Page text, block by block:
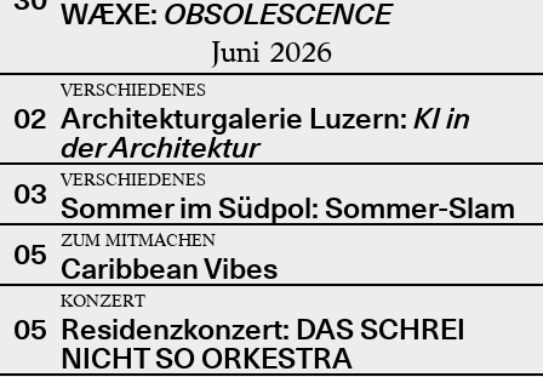
WÆXE: OBSOLESCENCE
Juni 2026
02
VERSCHIEDENES
Architekturgalerie Luzern: KI in
der Architektur
03
VERSCHIEDENES
Sommer im Südpol: Sommer-Slam
05
ZUM MITMACHEN
Caribbean Vibes
05
KONZERT
Residenzkonzert: DAS SCHREI
NICHT SO ORKESTRA